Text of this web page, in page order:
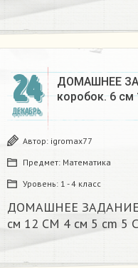
24
ДЕКАБРЬ
ДОМАШНЕЕ
коробок. 6 см
Автор: igromax77
Предмет: Математика
Уровень: 1 - 4 класс
ДОМАШНЕЕ ЗАДАНИЕ
см 12 CM 4 см 5 cm 5